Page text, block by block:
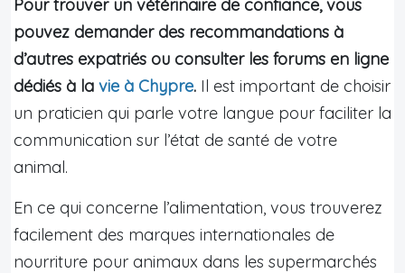
Pour trouver un vétérinaire de confiance, vous
pouvez demander des recommandations à
d’autres expatriés ou consulter les forums en ligne
dédiés à la vie à Chypre. Il est important de choisir
un praticien qui parle votre langue pour faciliter la
communication sur l’état de santé de votre
animal.
En ce qui concerne l’alimentation, vous trouverez
facilement des marques internationales de
nourriture pour animaux dans les supermarchés